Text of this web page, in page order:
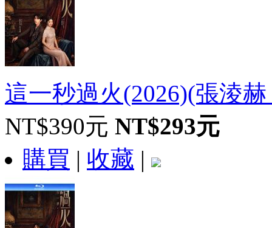
這一秒過火(2026)(張淩
NT$390元 NT$293元
購買 | 收藏 |